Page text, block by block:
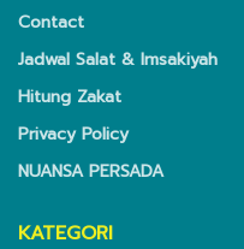
Contact
Jadwal Salat & Imsakiyah
Hitung Zakat
Privacy Policy
NUANSA PERSADA
KATEGORI